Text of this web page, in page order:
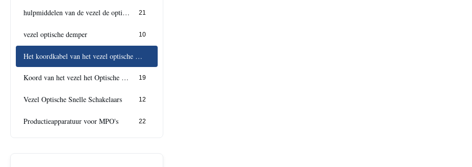
hulpmiddelen van de vezel de optische kabel 21
vezel optische demper 10
Het koordkabel van het vezel optische flard
Koord van het vezel het Optische Flard 19
Vezel Optische Snelle Schakelaars 12
Productieapparatuur voor MPO's 22